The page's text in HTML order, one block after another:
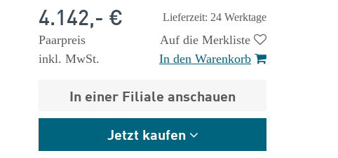
Lieferzeit: 24 Werktage
4.142,- €
Paarpreis
inkl. MwSt.
Auf die Merkliste
In den Warenkorb
In einer Filiale anschauen
Jetzt kaufen